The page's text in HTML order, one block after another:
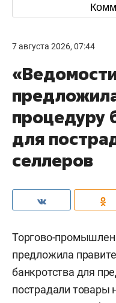
7 августа 2026, 07:44
процедуру
для
селлеров
Торгово-
предложила
банкротства для
пострадали товары